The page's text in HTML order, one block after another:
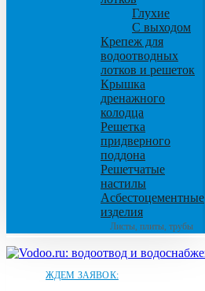
Глухие
С выходом
Крепеж для
водоотводных
лотков и решеток
Крышка
дренажного
колодца
Решетка
придверного
поддона
Решетчатые
настилы
Асбестоцементные
изделия
Листы, плиты, трубы
ЖДЕМ ЗАЯВОК: